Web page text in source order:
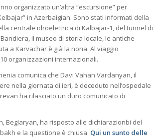
organizzato un’altra “escursione” per
in Azerbaigian. Sono stati informati della
centrale idroelettrica di Kalbajar-1, del tunnel di
il museo di storia locale, le antiche
a Karvachar è già la nona. Al viaggio
organizzazioni internazionali.
comunica che Davi Vahan Vardanyan, il
nella giornata di ieri, è deceduto nell’ospedale
ha rilasciato un duro comunicato di
Beglaryan, ha risposto alle dichiarazionbi del
e la questione è chiusa. Qui un sunto delle